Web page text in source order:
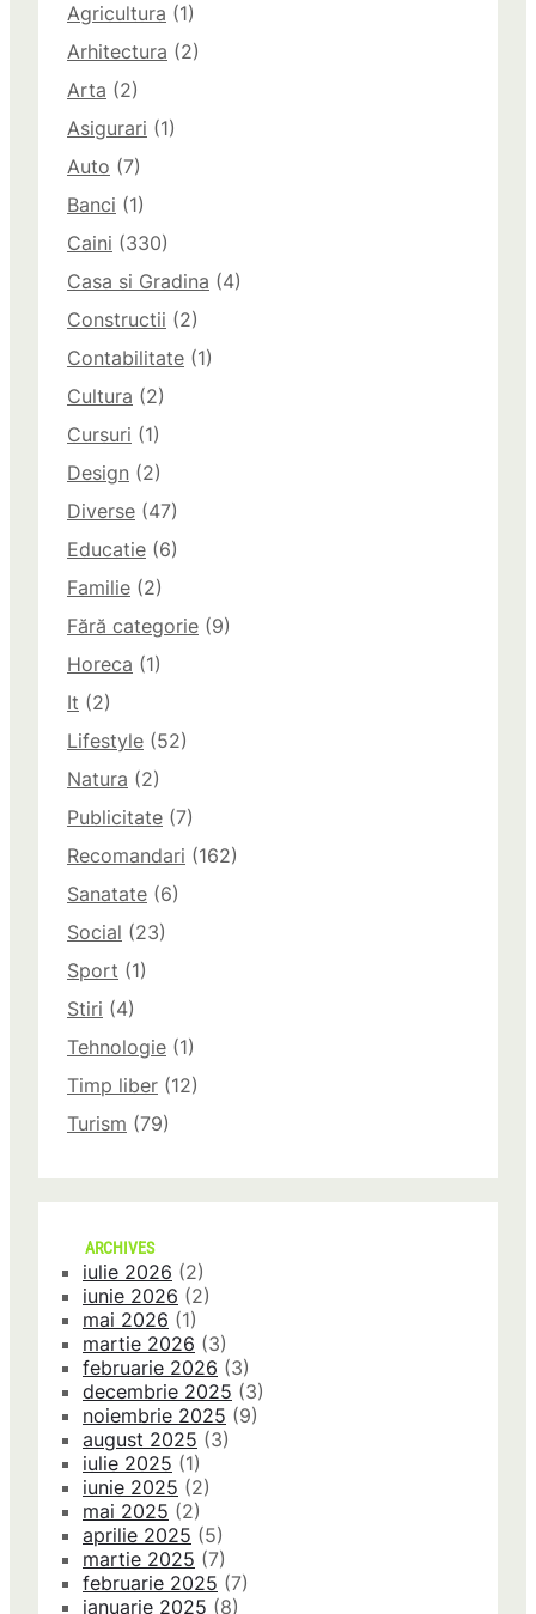
Agricultura (1)
Arhitectura (2)
Arta (2)
Asigurari (1)
Auto (7)
Banci (1)
Caini (330)
Casa si Gradina (4)
Constructii (2)
Contabilitate (1)
Cultura (2)
Cursuri (1)
Design (2)
Diverse (47)
Educatie (6)
Familie (2)
Fără categorie (9)
Horeca (1)
It (2)
Lifestyle (52)
Natura (2)
Publicitate (7)
Recomandari (162)
Sanatate (6)
Social (23)
Sport (1)
Stiri (4)
Tehnologie (1)
Timp liber (12)
Turism (79)
ARCHIVES
iulie 2026 (2)
iunie 2026 (2)
mai 2026 (1)
martie 2026 (3)
februarie 2026 (3)
decembrie 2025 (3)
noiembrie 2025 (9)
august 2025 (3)
iulie 2025 (1)
iunie 2025 (2)
mai 2025 (2)
aprilie 2025 (5)
martie 2025 (7)
februarie 2025 (7)
ianuarie 2025 (8)